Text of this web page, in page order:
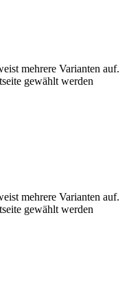
mehrere Varianten auf.
gewählt werden
mehrere Varianten auf.
gewählt werden